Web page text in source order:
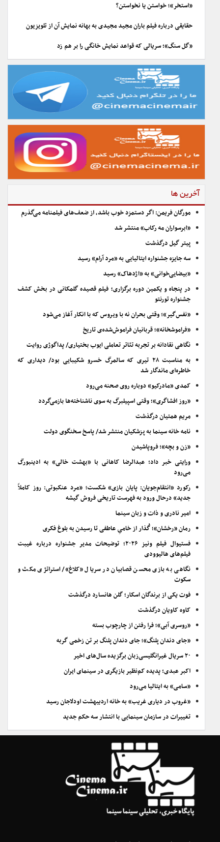
«استخر»؛ خواستن یا نخواستن؟
حقایقی درباره فیلم باران مجید مجیدی به بهانه نمایش آن از تلویزیون
«گل سنگ»؛ سریالی که قواعد نمایش خانگی را بر هم زد
آخرین ها
مورگان فریمن: اگر دستمزد خوب باشد، از ضعف‌های فیلمنامه می‌گذرم
«ابرسواران مه رکاب» منتشر شد
پیتر گیل درگذشت
سه جایزه جشنواره ایتالیایی به «مرد آرام» رسید
«بیضایی‌خوانی» به «اژدهاک» رسید
در پنجاه و یکمین دوره برگزاری؛ فیلم قصیده گلمکانی در بخش کشف
جشنواره تورنتو
«نفس‌گیر»؛ وقتی بحران نه با ویروس که با انکار آغاز می‌شود
«فراموشخانه»؛ قربانیان فراموش‌شده‌ی تاریخ
نگاهی نقادانه بر تجربه تئاتر تعاملی ایوب بختیاری/ پداگوژی روایت
به مناسبت ۲۸ تیری که سالمرگ خسرو شکیبایی بود/ دیداری که
خاطره‌ای ماندگار شد
کمدی «مادرکیو» دوباره روی صحنه می‌رود
«روز افشاگری»؛ وقتی اسپیلبرگ به سوی ناشناخته‌ها بازمی‌گردد
مریم همتیان درگذشت
نامه خانه سینما به پزشکیان منتشر شد/ پاسخ سخنگوی دولت
«زن و بچه»؛ فروپاشیدن
ورایتی خبر داد؛ عبدالرضا کاهانی با «بهشت خالی» به ادینبورگ
می‌رود
رکورد «انتقام‌جویان: پایان بازی» شکست؛ «مرد عنکبوتی: روز کاملاً
جدید» درحال ورود به فهرست تاریخی فروش گیشه
امیر نادری و ذات و زبان سینما
رمان «رخشان»؛ گُذار از خامیِ عاطفی تا رسیدن به بلوغ فکری
فستیوال فیلم ونیز ۲۰۲۶؛ توضیحات مدیر جشنواره درباره غیبت
فیلم‌های هالیوودی
نگاهی به بازی محسن قصابیان در سریال «کلاغ»/ استراتژی مکث و
سکوت
فوت یکی از برندگان اسکار؛ گلن هانسارد درگذشت
کاوه کاویان درگذشت
«روسری آبی»؛ فرا رفتن از چارچوب بسته
«جای دندان پلنگ»؛ جای دندان پلنگ بر تن زخمی گربه
۲۰ سریال غیرانگلیسی‌زبان برگزیده سال‌های اخیر
اکبر عبدی؛ پدیده کم‌نظیر بازیگری در سینمای ایران
«سامی» به ایتالیا می‌رود
«غروب در دیاری غریب» به خانه اردیبهشت اودلاجان رسید
تغییرات در سازمان سینمایی با انتشار سه حکم جدید